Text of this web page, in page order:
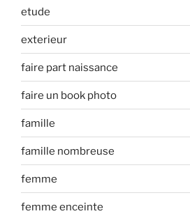
etude
exterieur
faire part naissance
faire un book photo
famille
famille nombreuse
femme
femme enceinte